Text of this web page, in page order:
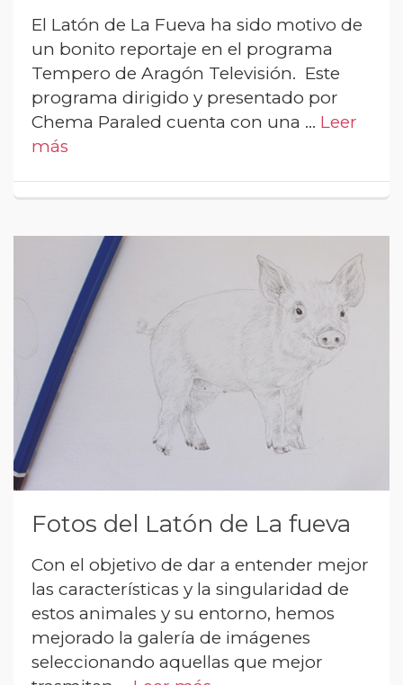
El Latón de La Fueva ha sido motivo de
un bonito reportaje en el programa
Tempero de Aragón Televisión. Este
programa dirigido y presentado por
Chema Paraled cuenta con una … Leer
más
Fotos del Latón de La fueva
Con el objetivo de dar a entender mejor
las características y la singularidad de
estos animales y su entorno, hemos
mejorado la galería de imágenes
seleccionando aquellas que mejor